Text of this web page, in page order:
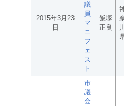
2015年3月23
日
議
員
マ
ニ
フ
ェ
ス
ト
飯塚
正良
川
市
議
会